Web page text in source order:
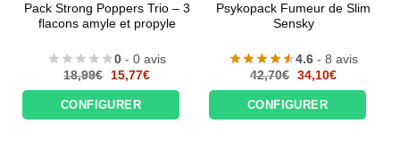
Pack Strong Poppers Trio – 3
flacons amyle et propyle
0 - 0 avis
18,99€
Le
initial
était :
18,99€.
15,77€Le
actuel
15,77€.
CONFIGURER
Psykopack Fumeur de Slim
Sensky
4.6 - 8 avis
42,70€ Le
initial
était :
42,70€.
34,10€Le
actuel
34,10€.
CONFIGURER